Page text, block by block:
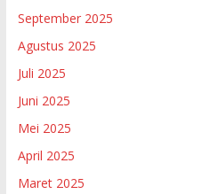
September 2025
Agustus 2025
Juli 2025
Juni 2025
Mei 2025
April 2025
Maret 2025